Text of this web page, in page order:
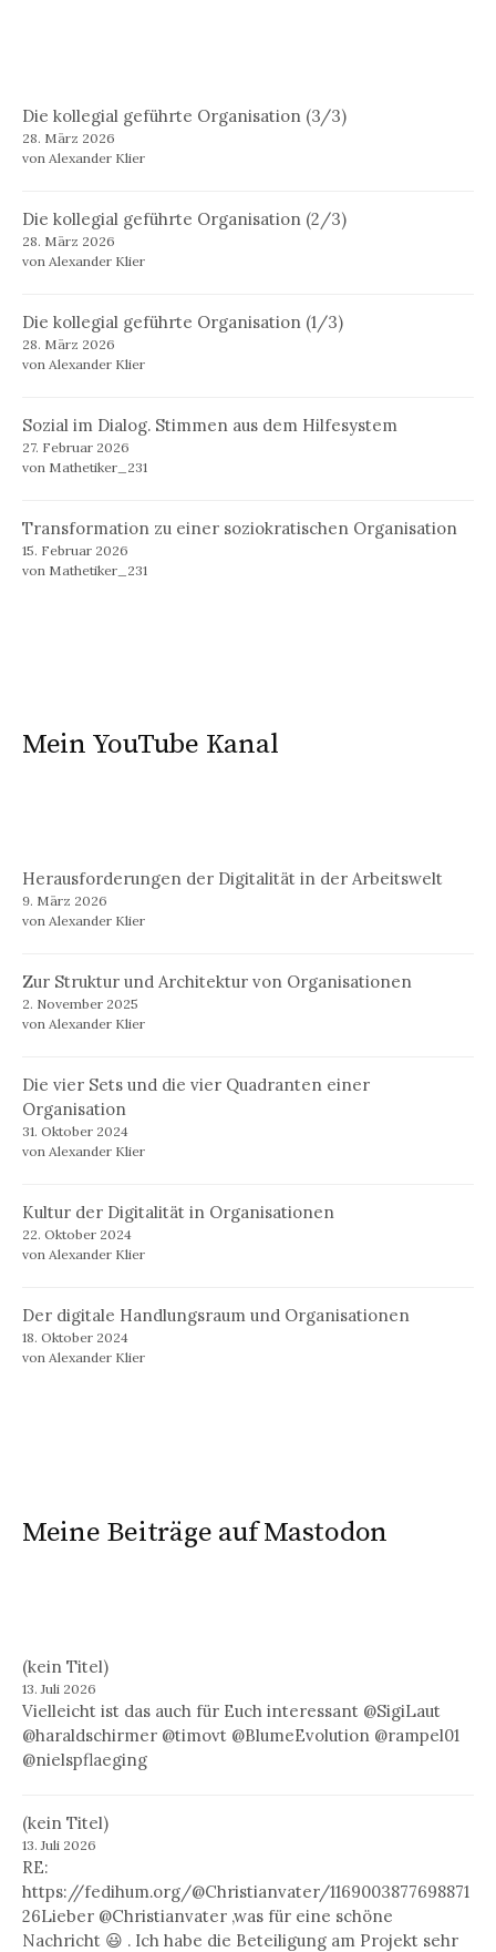
Die kollegial geführte Organisation (3/3)
28. März 2026
von Alexander Klier
Die kollegial geführte Organisation (2/3)
28. März 2026
von Alexander Klier
Die kollegial geführte Organisation (1/3)
28. März 2026
von Alexander Klier
Sozial im Dialog. Stimmen aus dem Hilfesystem
27. Februar 2026
von Mathetiker_231
Transformation zu einer soziokratischen Organisation
15. Februar 2026
von Mathetiker_231
Mein YouTube Kanal
Herausforderungen der Digitalität in der Arbeitswelt
9. März 2026
von Alexander Klier
Zur Struktur und Architektur von Organisationen
2. November 2025
von Alexander Klier
Die vier Sets und die vier Quadranten einer
Organisation
31. Oktober 2024
von Alexander Klier
Kultur der Digitalität in Organisationen
22. Oktober 2024
von Alexander Klier
Der digitale Handlungsraum und Organisationen
18. Oktober 2024
von Alexander Klier
Meine Beiträge auf Mastodon
(kein Titel)
13. Juli 2026
Vielleicht ist das auch für Euch interessant @SigiLaut
@haraldschirmer @timovt @BlumeEvolution @rampel01
@nielspflaeging
(kein Titel)
13. Juli 2026
RE:
https://fedihum.org/@Christianvater/1169003877698871
26Lieber @Christianvater ,was für eine schöne
Nachricht 😃 . Ich habe die Beteiligung am Projekt sehr